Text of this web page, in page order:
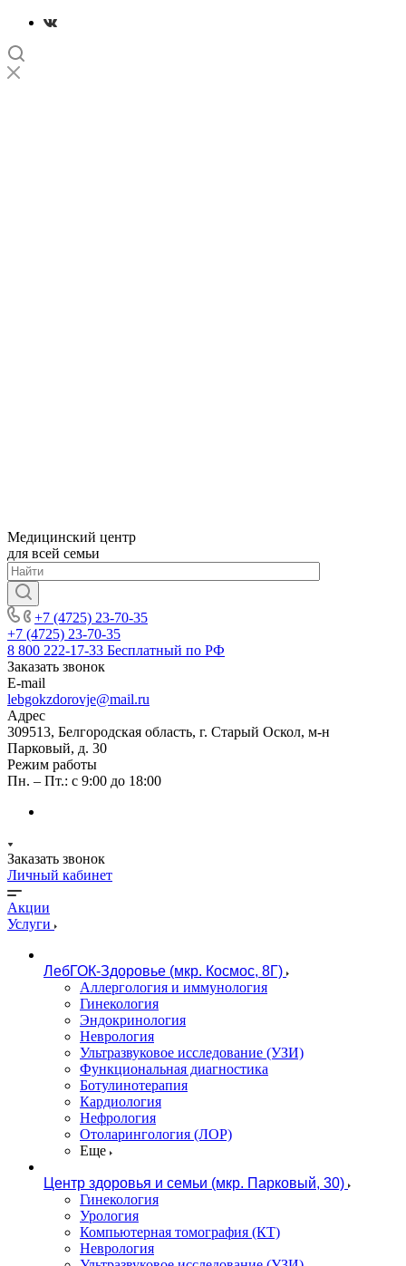
Медицинский центр
для всей семьи
+7 (4725) 23-70-35
+7 (4725) 23-70-35
8 800 222-17-33 Бесплатный по РФ
Заказать звонок
E-mail
lebgokzdorovje@mail.ru
Адрес
309513, Белгородская область, г. Старый Оскол, м-н
Парковый, д. 30
Режим работы
Пн. – Пт.: с 9:00 до 18:00
Заказать звонок
Личный кабинет
Акции
Услуги
ЛебГОК-Здоровье (мкр. Космос, 8Г)
Аллергология и иммунология
Гинекология
Эндокринология
Неврология
Ультразвуковое исследование (УЗИ)
Функциональная диагностика
Ботулинотерапия
Кардиология
Нефрология
Отоларингология (ЛОР)
Еще
Центр здоровья и семьи (мкр. Парковый, 30)
Гинекология
Урология
Компьютерная томография (КТ)
Неврология